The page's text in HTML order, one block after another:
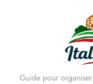
Guide pour